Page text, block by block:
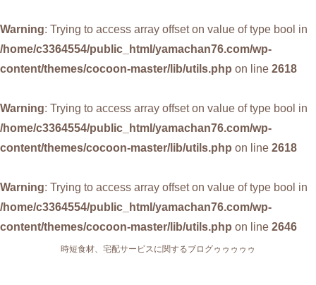
Warning: Trying to access array offset on value of type bool in
/home/c3364554/public_html/yamachan76.com/wp-
content/themes/cocoon-master/lib/utils.php on line 2618
Warning: Trying to access array offset on value of type bool in
/home/c3364554/public_html/yamachan76.com/wp-
content/themes/cocoon-master/lib/utils.php on line 2618
Warning: Trying to access array offset on value of type bool in
/home/c3364554/public_html/yamachan76.com/wp-
content/themes/cocoon-master/lib/utils.php on line 2646
時短食材、宅配サービスに関するブログゥゥゥゥゥ